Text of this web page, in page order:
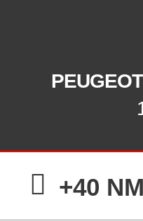
PEUGEOT
+40 NM